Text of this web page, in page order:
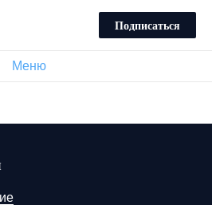
Подписаться
Меню